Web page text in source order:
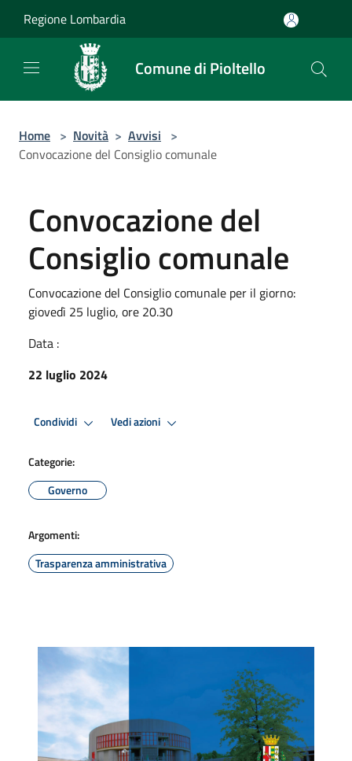
Regione Lombardia
Comune di Pioltello
Home > Novità > Avvisi >
Convocazione del Consiglio comunale
Convocazione del
Consiglio comunale
Convocazione del Consiglio comunale per il giorno:
giovedì 25 luglio, ore 20.30
Data :
22 luglio 2024
Condividi Vedi azioni
Categorie:
Governo
Argomenti:
Trasparenza amministrativa